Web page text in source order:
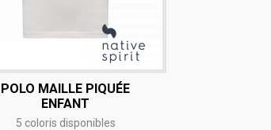
POLO MAILLE PIQUÉE
ENFANT
5 coloris disponibles